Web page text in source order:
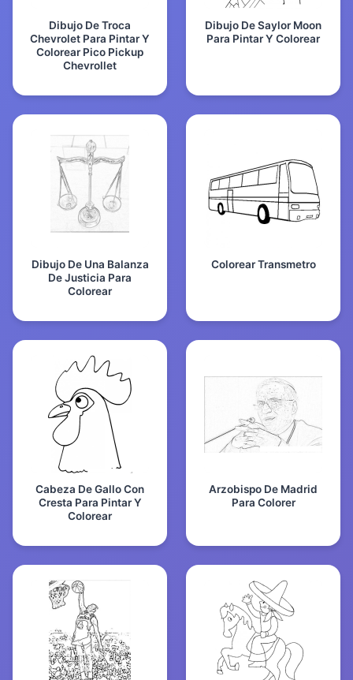
Dibujo De Troca
Chevrolet Para Pintar Y
Colorear Pico Pickup
Chevrollet
Dibujo De Saylor Moon
Para Pintar Y Colorear
Dibujo De Una Balanza
De Justicia Para
Colorear
Colorear Transmetro
Cabeza De Gallo Con
Cresta Para Pintar Y
Colorear
Arzobispo De Madrid
Para Colorer